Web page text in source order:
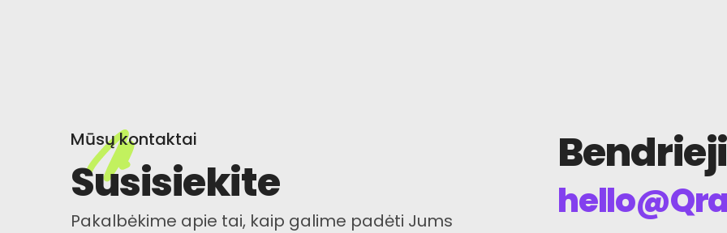
Mūsų kontaktai
Susisiekite
Pakalbėkime apie tai, kaip galime padėti Jums